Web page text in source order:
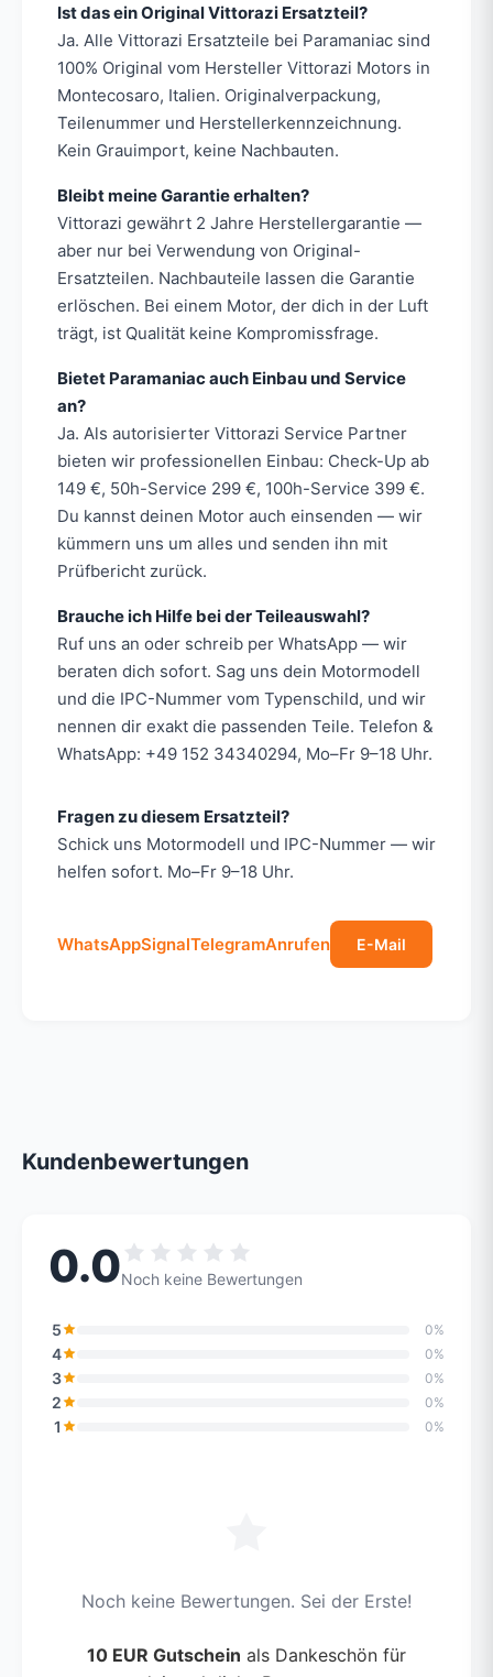
Ist das ein Original Vittorazi Ersatzteil?
Ja. Alle Vittorazi Ersatzteile bei Paramaniac sind
100% Original vom Hersteller Vittorazi Motors in
Montecosaro, Italien. Originalverpackung,
Teilenummer und Herstellerkennzeichnung.
Kein Grauimport, keine Nachbauten.
Bleibt meine Garantie erhalten?
Vittorazi gewährt 2 Jahre Herstellergarantie —
aber nur bei Verwendung von Original-
Ersatzteilen. Nachbauteile lassen die Garantie
erlöschen. Bei einem Motor, der dich in der Luft
trägt, ist Qualität keine Kompromissfrage.
Bietet Paramaniac auch Einbau und Service
an?
Ja. Als autorisierter Vittorazi Service Partner
bieten wir professionellen Einbau: Check-Up ab
149 €, 50h-Service 299 €, 100h-Service 399 €.
Du kannst deinen Motor auch einsenden — wir
kümmern uns um alles und senden ihn mit
Prüfbericht zurück.
Brauche ich Hilfe bei der Teileauswahl?
Ruf uns an oder schreib per WhatsApp — wir
beraten dich sofort. Sag uns dein Motormodell
und die IPC-Nummer vom Typenschild, und wir
nennen dir exakt die passenden Teile. Telefon &
WhatsApp: +49 152 34340294, Mo–Fr 9–18 Uhr.
Fragen zu diesem Ersatzteil?
Schick uns Motormodell und IPC-Nummer — wir
helfen sofort. Mo–Fr 9–18 Uhr.
WhatsAppSignalTelegramAnrufen E-Mail
Kundenbewertungen
0.0Noch keine Bewertungen
5 0%
4 0%
3 0%
2 0%
1 0%
Noch keine Bewertungen. Sei der Erste!
10 EUR Gutschein als Dankeschön für